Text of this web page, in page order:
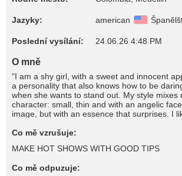
Jazyky: american
Poslední vysílání: 24.06.26 4:48 PM
O mně
"I am a shy girl, with a sweet and innocent
a personality that also knows how to be
when she wants to stand out. My style mixes
character: small, thin and with an angelic
image, but with an essence that surprises. I
Co mě vzrušuje:
MAKE HOT SHOWS WITH GOOD TIPS
Co mě odpuzuje: